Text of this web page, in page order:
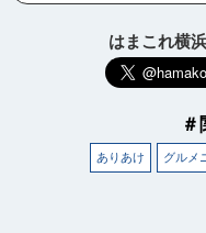
はまこれ横
＃
ありあけ グルメ